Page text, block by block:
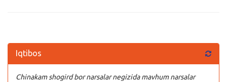
Iqtibos
Chinakam shogird bor narsalar negizida mavhum narsalar